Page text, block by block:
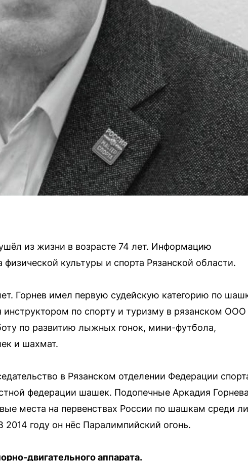
из жизни в возрасте 74 лет. Информацию
культуры и спорта Рязанской области.
Горнев имел первую судейскую категорию по
по спорту и туризму в рязанском ООО
по развитию лыжных гонок, мини-футбола,
и шахмат.
в Рязанском отделении Федерации
федерации шашек. Подопечные Аркадия
места на первенствах России по шашкам среди
году он нёс Паралимпийский огонь.
двигательного аппарата.